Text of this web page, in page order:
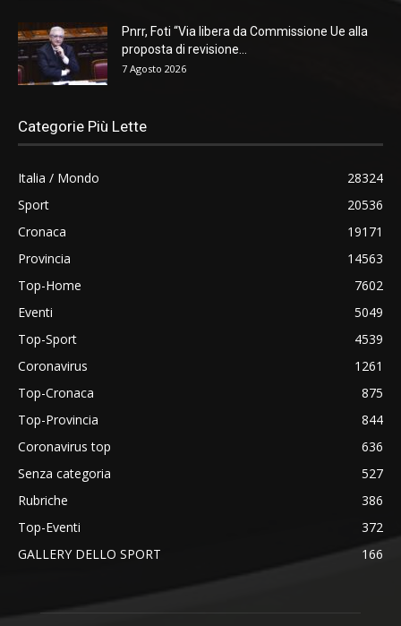
Pnrr, Foti “Via libera da Commissione Ue alla
proposta di revisione...
7 Agosto 2026
Categorie Più Lette
Italia / Mondo
28324
Sport
20536
Cronaca
19171
Provincia
14563
Top-Home
7602
Eventi
5049
Top-Sport
4539
Coronavirus
1261
Top-Cronaca
875
Top-Provincia
844
Coronavirus top
636
Senza categoria
527
Rubriche
386
Top-Eventi
372
GALLERY DELLO SPORT
166